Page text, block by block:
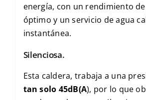
energía, con un rendimiento
óptimo y un servicio de agua
instantánea.
Silenciosa.
Esta caldera, trabaja a una
tan solo 45dB(A), por lo que